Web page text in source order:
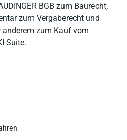
BGB zum Baurecht,
zum Vergaberecht und
zum Kauf vom
Suite.